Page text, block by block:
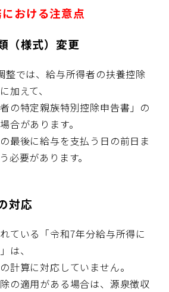
おける注意点
（様式）変更
整では、給与所得者の扶養控除
加えて、
の特定親族特別控除申告書」の
合があります。
最後に給与を支払う日の前日ま
必要があります。
対応
ている「令和7年分給与所得に
は、
計算に対応していません。
の適用がある場合は、源泉徴収